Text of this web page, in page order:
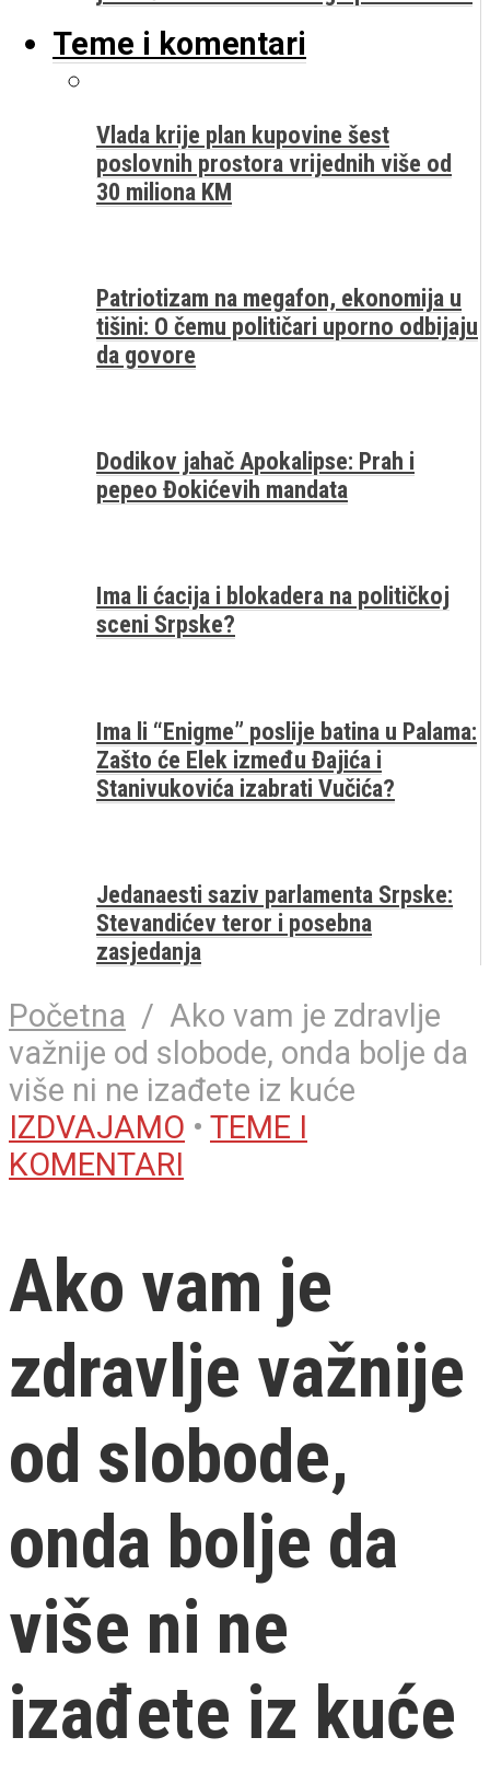
Teme i komentari
Vlada krije plan kupovine šest
poslovnih prostora vrijednih više od
30 miliona KM
Patriotizam na megafon, ekonomija u
tišini: O čemu političari uporno odbijaju
da govore
Dodikov jahač Apokalipse: Prah i
pepeo Đokićevih mandata
Ima li ćacija i blokadera na političkoj
sceni Srpske?
Ima li “Enigme” poslije batina u Palama:
Zašto će Elek između Đajića i
Stanivukovića izabrati Vučića?
Jedanaesti saziv parlamenta Srpske:
Stevandićev teror i posebna
zasjedanja
Početna / Ako vam je zdravlje
važnije od slobode, onda bolje da
više ni ne izađete iz kuće
IZDVAJAMO • TEME I
KOMENTARI
Ako vam je
zdravlje važnije
od slobode,
onda bolje da
više ni ne
izađete iz kuće